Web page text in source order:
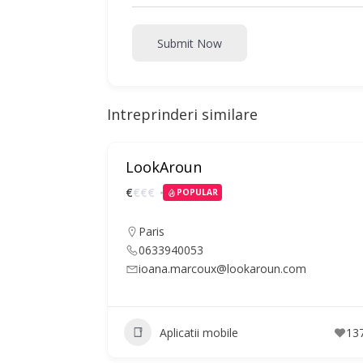
Submit Now
Intreprinderi similare
LookAroun
€€€€ POPULAR
Paris
0633940053
ioana.marcoux@lookaroun.com
Aplicatii mobile